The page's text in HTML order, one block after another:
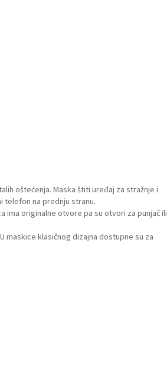
oštećenja. Maska štiti uređaj za stražnje i
telefon na prednju stranu.
ima originalne otvore pa su otvori za punjač ili
maskice klasičnog dizajna dostupne su za